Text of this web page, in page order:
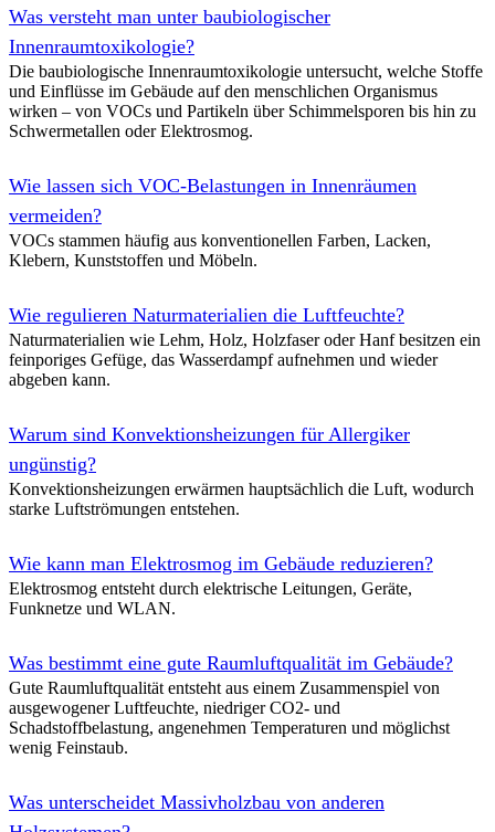
Ökologische Sanierung eines stark geschädigten Fachwerkhauses
erneuerter Holzbalkendecke, rekonstruierten Lehmgefachelementen
Innendämmung bei gleichzeitig sichtbarem Fachwerk.
Solares Fachwerk-Gebäude auf dem Flusshof
Neubau eines Fachwerkgebäudes für Seminare auf dem Flusshof
Strom für Gebäude und Hof liefern.
Energetische Sanierung im denkmalgeschützten
Denkmalgeschützte Doppelhaushälfte in Berlin, deren Keller, Dach
ertüchtigt und baubiologisch verbessert werden.
Neubau eines Reihenhauses in Holz-Stroh-
Reihenendhaus in Berlin, dessen Wände und Dach als Holzmodule
das Haus nahezu vollständig kompostierbar.
Neubau eines ökologischen Wochenendhauses im
Holzhaus mit 60 m² Grundfläche im Naturschutzgebiet, gebaut aus
Deckenheizmatten, Photovoltaikdach und Pflanzenkläranlage.
Ökologischer Anbau für ein Einfamilienhaus
Holzrahmenkonstruktion, Hanf- und Holzweichfaserdämmung,
Dachterrasse, Deckenheizung und großformatigen Verglasungen.
Neubau eines Zweifamilienhauses in Strohballen-
dauerhaftes, ökologisches Wohnen ermöglicht.
Was versteht man unter baubiologischer
Innenraumtoxikologie?
Die baubiologische Innenraumtoxikologie untersucht, welche Stoffe
und Einflüsse im Gebäude auf den menschlichen Organismus
wirken – von VOCs und Partikeln über Schimmelsporen bis hin zu
Schwermetallen oder Elektrosmog.
Wie lassen sich VOC-Belastungen in Innenräumen
vermeiden?
VOCs stammen häufig aus konventionellen Farben, Lacken,
Klebern, Kunststoffen und Möbeln.
Wie regulieren Naturmaterialien die Luftfeuchte?
Naturmaterialien wie Lehm, Holz, Holzfaser oder Hanf besitzen ein
feinporiges Gefüge, das Wasserdampf aufnehmen und wieder
abgeben kann.
Warum sind Konvektionsheizungen für Allergiker
ungünstig?
Konvektionsheizungen erwärmen hauptsächlich die Luft, wodurch
starke Luftströmungen entstehen.
Wie kann man Elektrosmog im Gebäude reduzieren?
Elektrosmog entsteht durch elektrische Leitungen, Geräte,
Funknetze und WLAN.
Was bestimmt eine gute Raumluftqualität im Gebäude?
Gute Raumluftqualität entsteht aus einem Zusammenspiel von
ausgewogener Luftfeuchte, niedriger CO2- und
Schadstoffbelastung, angenehmen Temperaturen und möglichst
wenig Feinstaub.
Was unterscheidet Massivholzbau von anderen